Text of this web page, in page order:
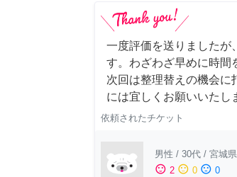
一度評価を送りましたが
す。わざわざ早めに時間
次回は整理替えの機会に
には宜しくお願いいたし
依頼されたチケット
男性 / 30代 / 宮城県
sentiment_satisfied 2 sentiment_neutral 0 sentiment_dissatisfied 0